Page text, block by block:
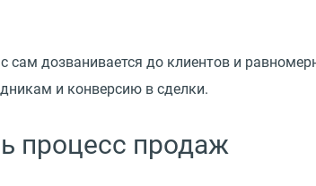
сам дозванивается до клиентов и
и конверсию в сделки.
процесс продаж